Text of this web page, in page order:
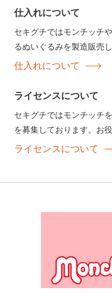
仕入れについて
セキグチではモンチッチ
るぬいぐるみを製造販売
仕入れについて
ライセンスについて
セキグチではモンチッチ
を募集しております。お
ライセンスについて